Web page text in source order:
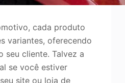
cada produto
variantes, oferecendo
seu cliente. Talvez a
se você estiver
site ou loja de